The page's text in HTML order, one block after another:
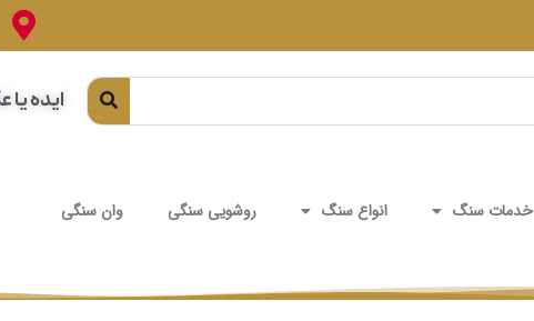
ایده یا
خدمات سنگ انواع سنگ روشویی سنگی وان سنگی